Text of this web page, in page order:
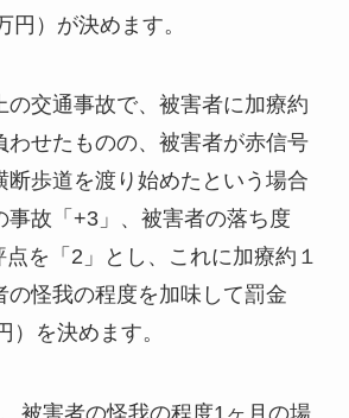
円）が決めます。
の交通事故で、被害者に加療約
わせたものの、被害者が赤信号
断歩道を渡り始めたという場合
事故「+3」、被害者の落ち度
点を「2」とし、これに加療約１
の怪我の程度を加味して罰金
）を決めます。